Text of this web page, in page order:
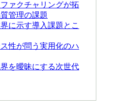
ァクチャリングが拓
管理の課題
に示す導入課題とこ
性が問う実用化のハ
を曖昧にする次世代